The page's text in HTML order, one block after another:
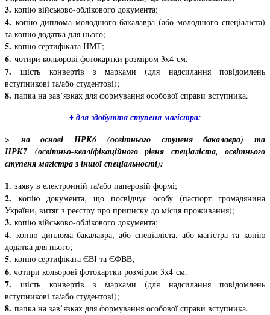
3. копію військово-облікового документа;
4. копію диплома молодшого бакалавра (або молодшого спеціаліста)
та копію додатка для нього;
5. копію сертифіката НМТ;
6. чотири кольорові фотокартки розміром 3х4 см.
7. шість конвертів з марками (для надсилання повідомлень
вступникові та/або студентові);
8. папка на зав’язках для формування особової справи вступника.
♦ для здобуття ступеня магістра:
> на основі НРК6 (освітнього ступеня бакалавра) та
НРК7 (освітньо-кваліфікаційного рівня спеціаліста, освітнього
ступеня магістра з іншої спеціальності):
1. заяву в електронній та/або паперовій формі;
2. копію документа, що посвідчує особу (паспорт громадянина
України, витяг з реєстру про приписку до місця проживання);
3. копію військово-облікового документа;
4. копію диплома бакалавра, або спеціаліста, або магістра та копію
додатка для нього;
5. копію сертифіката ЄВІ та ЄФВВ;
6. чотири кольорові фотокартки розміром 3х4 см.
7. шість конвертів з марками(для надсилання повідомлень
вступникові та/або студентові);
8. папка на зав’язках для формування особової справи вступника.